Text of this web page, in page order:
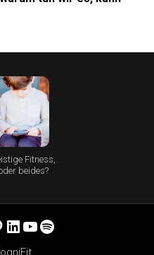
Fitness,
beides?
LinkedIn
YouTube
Spotify